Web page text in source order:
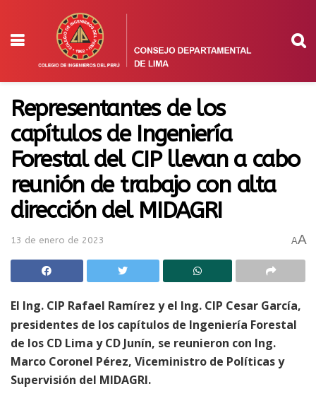
Representantes de los
capítulos de Ingeniería
Forestal del CIP llevan a cabo
reunión de trabajo con alta
dirección del MIDAGRI
13 de enero de 2023 AA
El Ing. CIP Rafael Ramírez y el Ing. CIP Cesar García,
presidentes de los capítulos de Ingeniería Forestal
de los CD Lima y CD Junín, se reunieron con Ing.
Marco Coronel Pérez, Viceministro de Políticas y
Supervisión del MIDAGRI.